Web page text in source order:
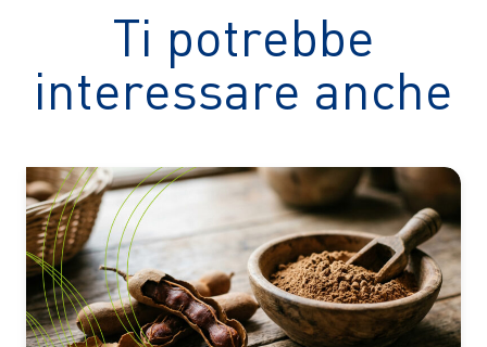
Ti potrebbe
interessare anche